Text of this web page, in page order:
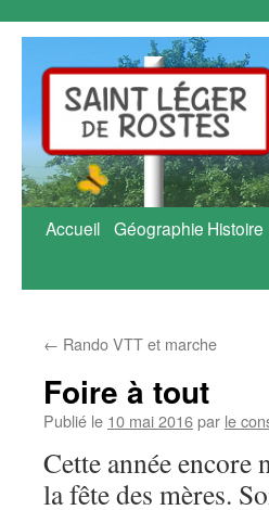
Aller
Accueil Géographie Histoire
← Rando VTT et marche
Foire à tout
Publié le 10 mai 2016par le
Cette année
la fête des mères.